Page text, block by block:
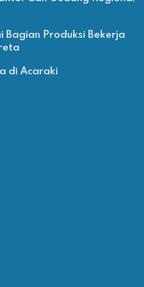
Bagian Produksi Bekerja
di Acaraki